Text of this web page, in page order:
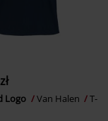
Logo Van Halen
T-